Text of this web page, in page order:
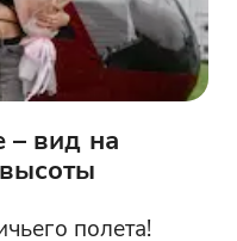
– вид на
полета!